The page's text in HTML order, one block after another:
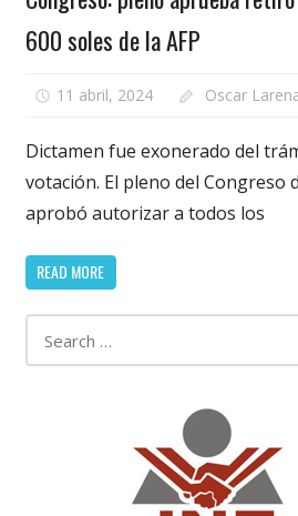
600 soles de la AFP
11 abril, 2024 Oscar
Dictamen fue exonerado del
votación. El pleno del Congreso
aprobó autorizar a todos los
READ MORE